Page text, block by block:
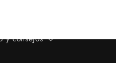
y consejos